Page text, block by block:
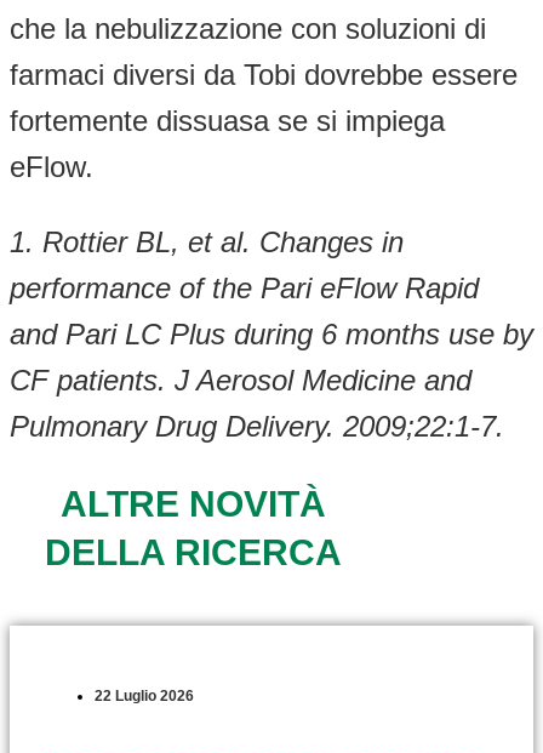
che la nebulizzazione con soluzioni di
farmaci diversi da Tobi dovrebbe essere
fortemente dissuasa se si impiega
eFlow.
1. Rottier BL, et al. Changes in
performance of the Pari eFlow Rapid
and Pari LC Plus during 6 months use by
CF patients. J Aerosol Medicine and
Pulmonary Drug Delivery. 2009;22:1-7.
ALTRE NOVITÀ
DELLA RICERCA
22 Luglio 2026